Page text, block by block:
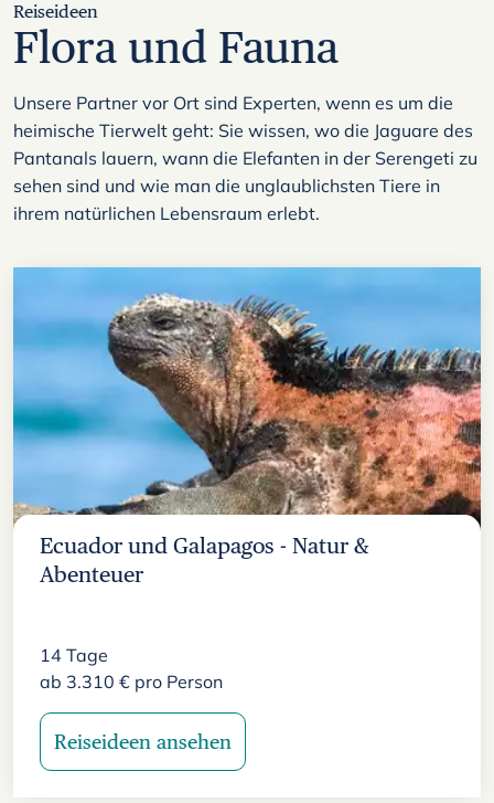
Reiseideen
Flora und Fauna
Unsere Partner vor Ort sind Experten, wenn es um die
heimische Tierwelt geht: Sie wissen, wo die Jaguare des
Pantanals lauern, wann die Elefanten in der Serengeti zu
sehen sind und wie man die unglaublichsten Tiere in
ihrem natürlichen Lebensraum erlebt.
Ecuador und Galapagos - Natur &
Abenteuer
14 Tage
ab 3.310 € pro Person
Reiseideen ansehen